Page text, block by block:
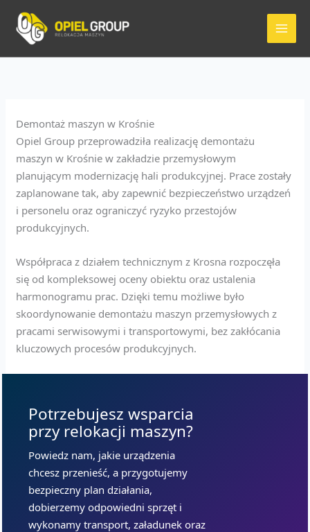
treści
Demontaż maszyn w Krośnie
Opiel Group przeprowadziła realizację demontażu
maszyn w Krośnie w zakładzie przemysłowym
planującym modernizację hali produkcyjnej. Prace zostały
zaplanowane tak, aby zapewnić bezpieczeństwo urządzeń
i personelu oraz ograniczyć ryzyko przestojów
produkcyjnych.
Współpraca z działem technicznym z Krosna rozpoczęła
się od kompleksowej oceny obiektu oraz ustalenia
harmonogramu prac. Dzięki temu możliwe było
skoordynowanie demontażu maszyn przemysłowych z
pracami serwisowymi i transportowymi, bez zakłócania
kluczowych procesów produkcyjnych.
Potrzebujesz wsparcia
przy relokacji maszyn?
Powiedz nam, jakie urządzenia
chcesz przenieść, a przygotujemy
bezpieczny plan działania,
dobierzemy odpowiedni sprzęt i
wykonamy transport, załadunek oraz